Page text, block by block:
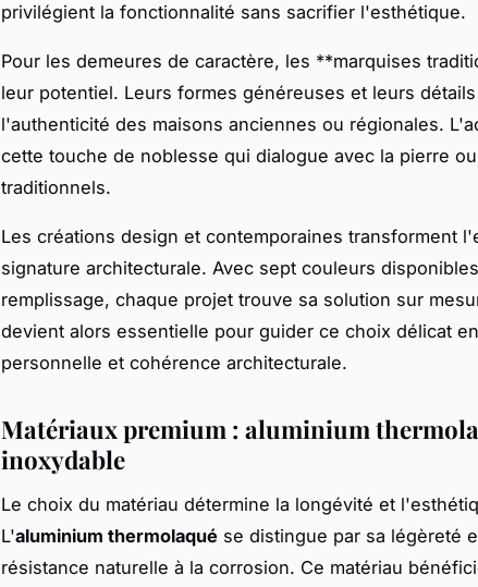
privilégient la fonctionnalité sans sacrifier l'esthétique.
Pour les demeures de caractère, les **marquises
leur potentiel. Leurs formes généreuses et leurs
l'authenticité des maisons anciennes ou régionales.
cette touche de noblesse qui dialogue avec la pierre
traditionnels.
Les créations design et contemporaines transforment
signature architecturale. Avec sept couleurs
remplissage, chaque projet trouve sa solution sur
devient alors essentielle pour guider ce choix délicat
personnelle et cohérence architecturale.
Matériaux premium : aluminium
inoxydable
Le choix du matériau détermine la longévité et
L'aluminium thermolaqué se distingue par sa légèreté
résistance naturelle à la corrosion. Ce matériau